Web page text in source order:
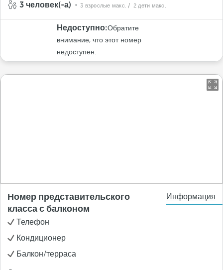
3 человек(-а) 3 взрослые макс. / 2 дети макс.
Недоступно:Обратите
внимание, что этот номер
недоступен.
Номер представительского
класса с балконом
Информация
Телефон
Кондиционер
Балкон/терраса